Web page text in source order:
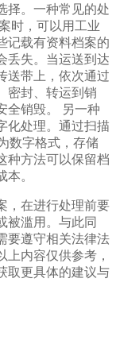
择。一种常见的处
时，可以用工业
记载有资料档案的
丢失。当运送到达
送带上，依次通过
密封、转运到销
全销毁。 另一种
化处理。通过扫描
数字格式，存储
种方法可以保留档
。
，在进行处理前要
被滥用。与此同
要遵守相关法律法
内容仅供参考，
取更具体的建议与